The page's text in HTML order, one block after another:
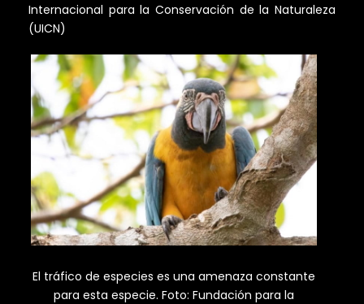
Internacional para la Conservación de la Naturaleza
(UICN)
El tráfico de especies es una amenaza constante
para esta especie. Foto: Fundación para la